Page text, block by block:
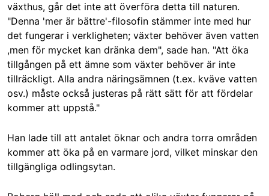
växthus, går det inte att överföra detta till naturen.
"Denna 'mer är bättre'-filosofin stämmer inte med hur
det fungerar i verkligheten; växter behöver även vatten
,men för mycket kan dränka dem", sade han. "Att öka
tillgången på ett ämne som växter behöver är inte
tillräckligt. Alla andra näringsämnen (t.ex. kväve vatten
osv.) måste också justeras på rätt sätt för att fördelar
kommer att uppstå."
Han lade till att antalet öknar och andra torra områden
kommer att öka på en varmare jord, vilket minskar den
tillgängliga odlingsytan.